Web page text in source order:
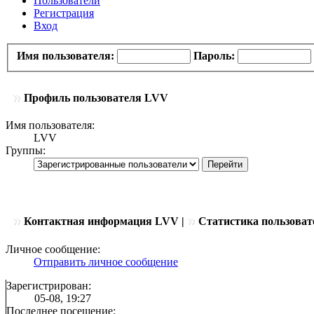
Регистрация
Вход
Имя пользователя: Пароль:
Профиль пользователя LVV
Имя пользователя:
LVV
Группы:
Контактная информация LVV | Статистика
Личное сообщение:
Отправить личное сообщение
Зарегистрирован:
05-08, 19:27
Последнее посещение: